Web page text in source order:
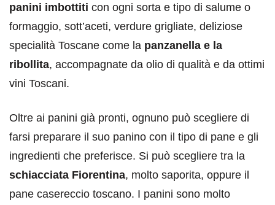
panini imbottiti con ogni sorta e tipo di salume o
formaggio, sott’aceti, verdure grigliate, deliziose
specialità Toscane come la panzanella e la
ribollita, accompagnate da olio di qualità e da ottimi
vini Toscani.
Oltre ai panini già pronti, ognuno può scegliere di
farsi preparare il suo panino con il tipo di pane e gli
ingredienti che preferisce. Si può scegliere tra la
schiacciata Fiorentina, molto saporita, oppure il
pane casereccio toscano. I panini sono molto